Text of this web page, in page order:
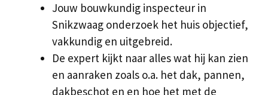
Jouw bouwkundig inspecteur in
Snikzwaag onderzoek het huis objectief,
vakkundig en uitgebreid.
De expert kijkt naar alles wat hij kan zien
en aanraken zoals o.a. het dak, pannen,
dakbeschot en en hoe het met de